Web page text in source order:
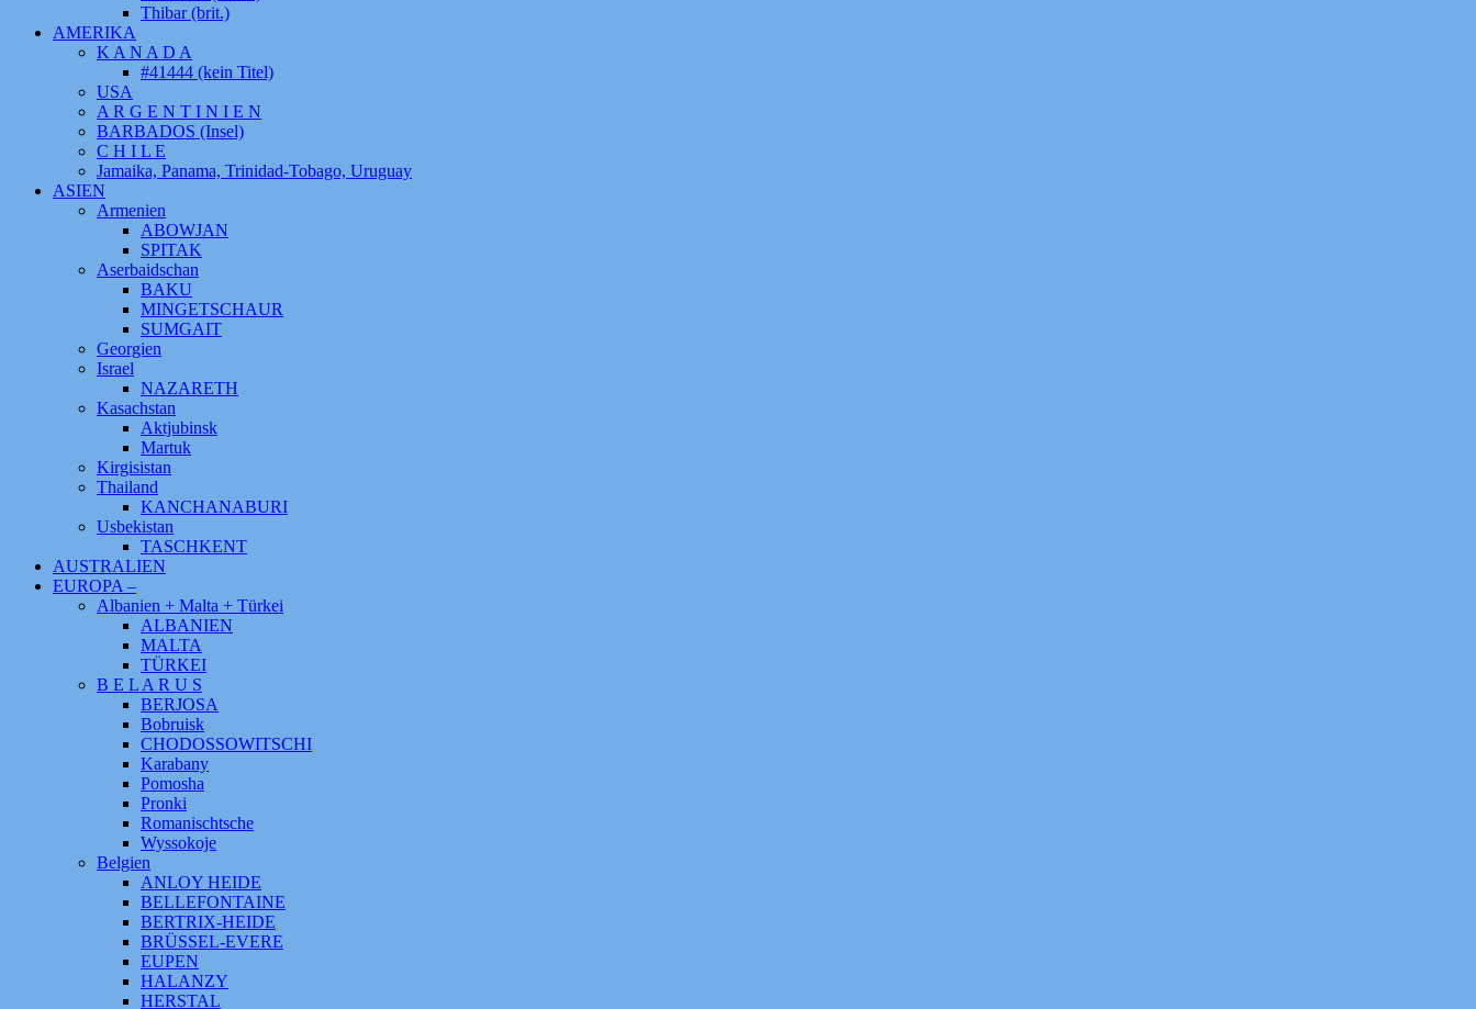
Thibar (brit.)
AMERIKA
K A N A D A
#41444 (kein Titel)
USA
A R G E N T I N I E N
BARBADOS (Insel)
C H I L E
Jamaika, Panama, Trinidad-Tobago, Uruguay
ASIEN
Armenien
ABOWJAN
SPITAK
Aserbaidschan
BAKU
MINGETSCHAUR
SUMGAIT
Georgien
Israel
NAZARETH
Kasachstan
Aktjubinsk
Martuk
Kirgisistan
Thailand
KANCHANABURI
Usbekistan
TASCHKENT
AUSTRALIEN
EUROPA –
Albanien + Malta + Türkei
ALBANIEN
MALTA
TÜRKEI
B E L A R U S
BERJOSA
Bobruisk
CHODOSSOWITSCHI
Karabany
Pomosha
Pronki
Romanischtsche
Wyssokoje
Belgien
ANLOY HEIDE
BELLEFONTAINE
BERTRIX-HEIDE
BRÜSSEL-EVERE
EUPEN
HALANZY
HERSTAL